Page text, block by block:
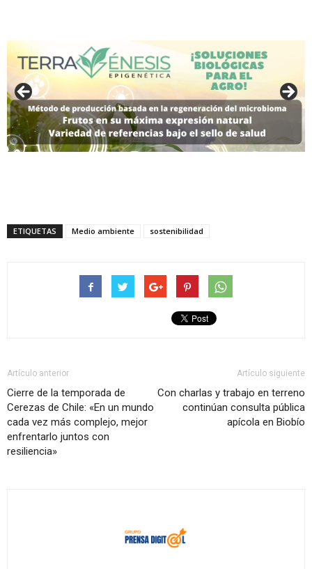
ETIQUETAS Medio ambiente sostenibilidad
Artículo anterior
Cierre de la temporada de
Cerezas de Chile: «En un mundo
cada vez más complejo, mejor
enfrentarlo juntos con
resiliencia»
Artículo siguiente
Con charlas y trabajo en terreno
continúan consulta pública
apícola en Biobío